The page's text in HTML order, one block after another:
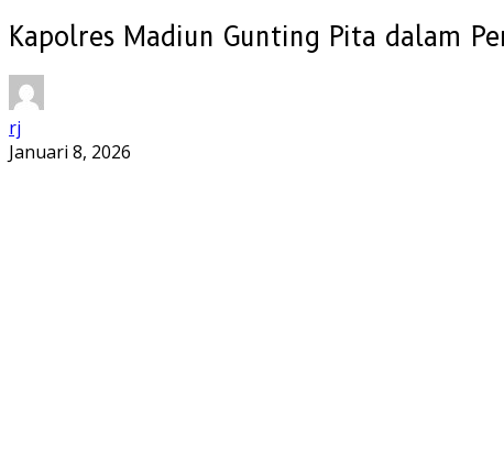
Kapolres Madiun Gunting Pita dalam
rj
Januari 8, 2026